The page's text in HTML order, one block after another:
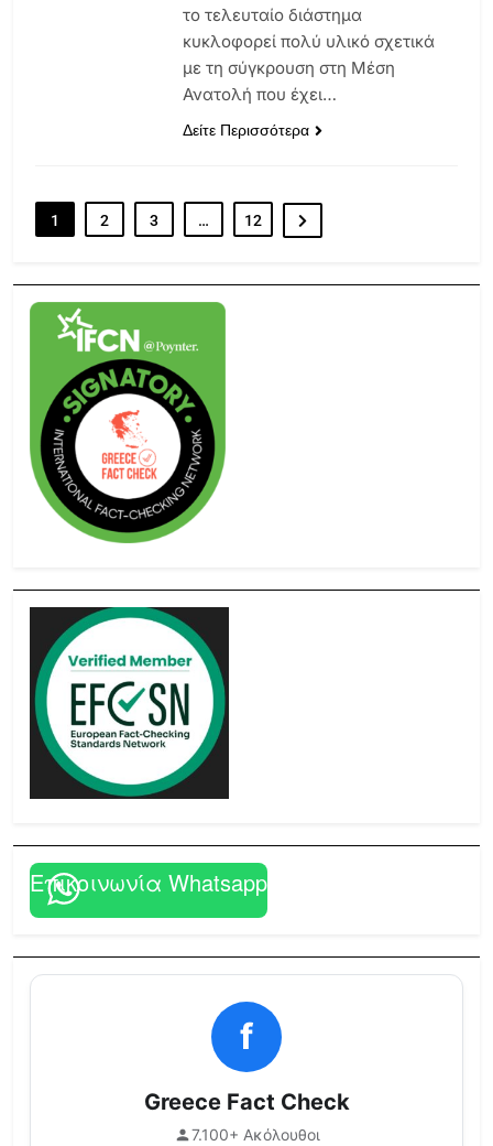
το τελευταίο διάστημα
κυκλοφορεί πολύ υλικό σχετικά
με τη σύγκρουση στη Μέση
Ανατολή που έχει…
Δείτε Περισσότερα
1 2 3 … 12
Επικοινωνία Whatsapp
f
Greece Fact Check
7.100+ Ακόλουθοι